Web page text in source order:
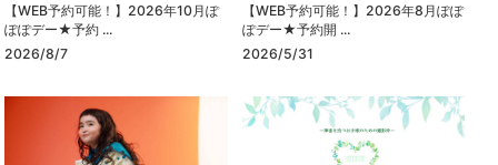
【WEB予約可能！】2026年10月ぽ
ぽぽデー★予約 ...
2026/8/7
【WEB予約可能！】2026年8月ぽぽ
ぽデー★予約開 ...
2026/5/31